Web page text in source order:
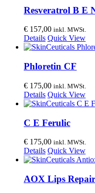
Resveratrol B E
€ 157,00 inkl. MWSt.
Details Quick View
Phloretin CF
€ 175,00 inkl. MWSt.
Details Quick View
C E Ferulic
€ 175,00 inkl. MWSt.
Details Quick View
AOX Lips Repair